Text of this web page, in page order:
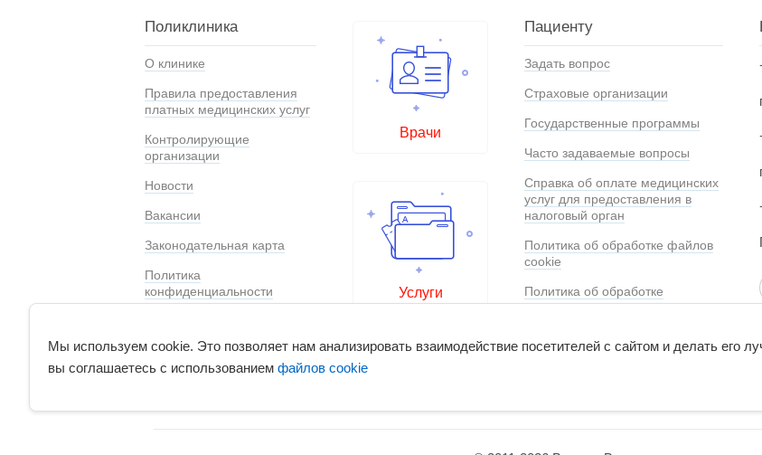
Мы используем cookie. Это позволяет нам анализировать взаимодействие посетителей с сайтом и делать его
вы соглашаетесь с использованием файлов cookie
Поликлиника
О клинике
Правила предоставления
платных медицинских услуг
Контролирующие
организации
Новости
Вакансии
Законодательная карта
Политика
конфиденциальности
условий труда
Врачи
Услуги
Пациенту
Задать вопрос
Страховые организации
Государственные программы
Часто задаваемые вопросы
Справка об оплате медицинских
услуг для предоставления в
налоговый орган
Политика об обработке файлов
cookie
Политика об обработке
персональных данных
Согласие на обработку
персональных данных